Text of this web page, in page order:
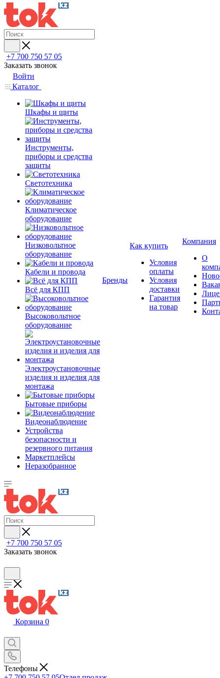
+7 700 750 57 05
Заказать звонок
Войти
Каталог
Шкафы и щиты
Инструменты,
приборы и средства
защиты
Светотехника
Климатическое
оборудование
Низковольтное
оборудование
Кабели и провода
Всё для КПП
Высоковольтное
оборудование
Электроустановочные
изделия и изделия для
монтажа
Бытовые приборы
Видеонаблюдение
Устройства
безопасности и
резервного питания
Маркетплейсы
Неразобранное
Бренды
Как купить
Условия
оплаты
Условия
доставки
Гарантия
на товар
Компания
О
+7 700 750 57 05
Заказать звонок
Корзина 0
Телефоны